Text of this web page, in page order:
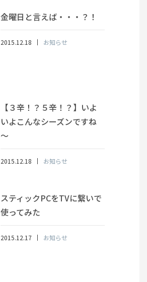
金曜日と言えば・・・？！
2015.12.18 お知らせ
【３辛！？５辛！？】いよ
いよこんなシーズンですね
～
2015.12.18 お知らせ
スティックPCをTVに繋いで
使ってみた
2015.12.17 お知らせ